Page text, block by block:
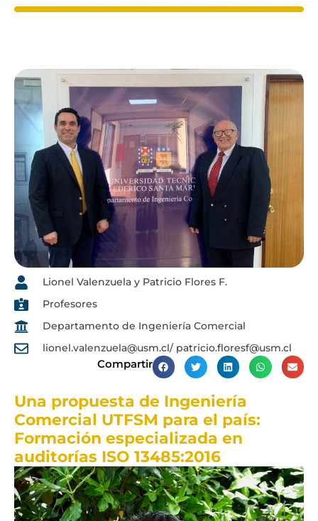
Lionel Valenzuela y Patricio Flores F.
Profesores
Departamento de Ingeniería Comercial
lionel.valenzuela@usm.cl/ patricio.floresf@usm.cl
Compartir
Una propuesta de Ingeniería
Comercial UTFSM para el país:
Formación especializada en
auditorías ISO 13485:2016